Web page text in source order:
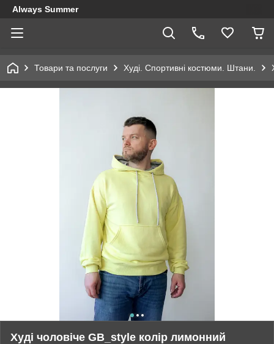
Always Summer
Товари та послуги Худі. Спортивні костюми. Штани.
Худі чоловіче GB_style колір лимонний